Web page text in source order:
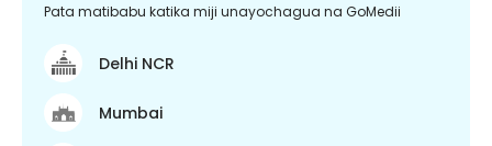
Pata matibabu katika miji unayochagua na GoMedii
Delhi NCR
Mumbai